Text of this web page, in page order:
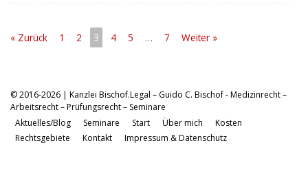
« Zurück 1 2 3 4 5 … 7 Weiter »
© 2016-2026 | Kanzlei Bischof.Legal – Guido C. Bischof - Medizinrecht –
Arbeitsrecht – Prüfungsrecht – Seminare
Aktuelles/Blog
Seminare Start Über mich
Kosten
Rechtsgebiete
Kontakt Impressum & Datenschutz